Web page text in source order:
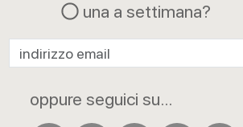
una a settimana?
oppure seguici su...